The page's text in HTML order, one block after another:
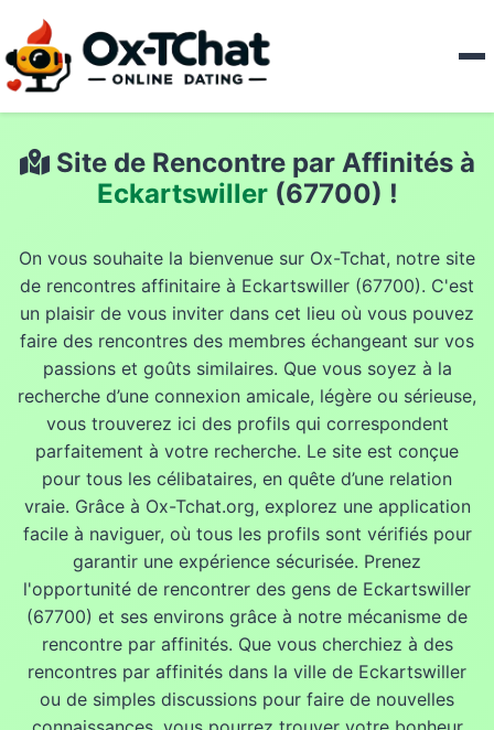
Site de Rencontre par Affinités à
Eckartswiller(67700) !
On vous souhaite la bienvenue sur Ox-Tchat, notre site
de rencontres affinitaire à Eckartswiller (67700). C'est
un plaisir de vous inviter dans cet lieu où vous pouvez
faire des rencontres des membres échangeant sur vos
passions et goûts similaires. Que vous soyez à la
recherche d’une connexion amicale, légère ou sérieuse,
vous trouverez ici des profils qui correspondent
parfaitement à votre recherche. Le site est conçue
pour tous les célibataires, en quête d’une relation
vraie. Grâce à Ox-Tchat.org, explorez une application
facile à naviguer, où tous les profils sont vérifiés pour
garantir une expérience sécurisée. Prenez
l'opportunité de rencontrer des gens de Eckartswiller
(67700) et ses environs grâce à notre mécanisme de
rencontre par affinités. Que vous cherchiez à des
rencontres par affinités dans la ville de Eckartswiller
ou de simples discussions pour faire de nouvelles